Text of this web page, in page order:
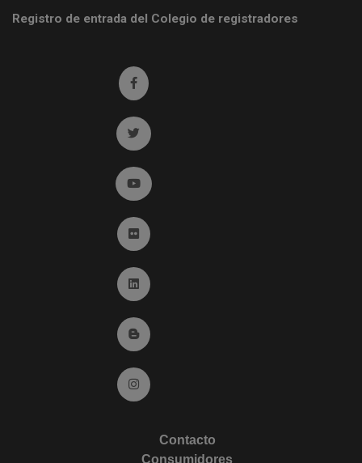
Registro de entrada del Colegio de registradores
Ir a facebook (abre en ventana nueva)
Ir a twitter (abre en ventana nueva)
Ir a YouTube (abre en ventana nueva)
Ir a Flickr (abre en ventana nueva)
Ir a Linkedin (abre en ventana nueva)
Ir al Blog (abre en ventana nueva)
Ir a Instagram (abre en ventana nueva)
Contacto
Consumidores